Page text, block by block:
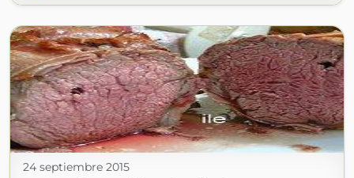
24 septiembre 2015